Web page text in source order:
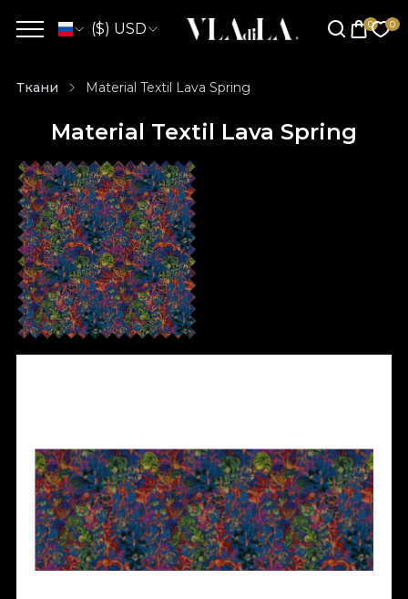
($) USD
Ткани Material Textil Lava Spring
Material Textil Lava Spring